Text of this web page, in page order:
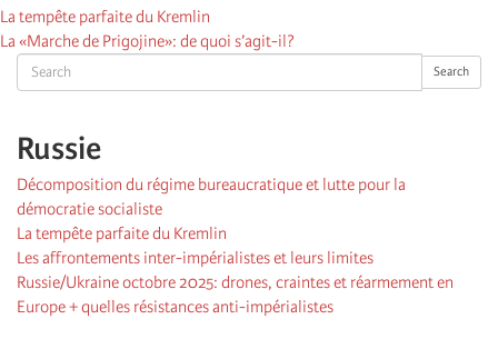
Search Search
Russie
Décomposition du régime bureaucratique et lutte pour la
démocratie socialiste
La tempête parfaite du Kremlin
Les affrontements inter-impérialistes et leurs limites
Russie/Ukraine octobre 2025: drones, craintes et réarmement en
Europe + quelles résistances anti-impérialistes
La tempête parfaite du Kremlin
La «Marche de Prigojine»: de quoi s’agit-il?